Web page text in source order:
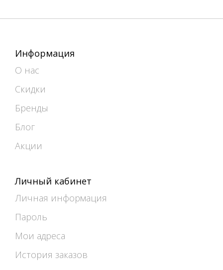
Информация
О нас
Скидки
Бренды
Блог
Акции
Личный кабинет
Личная информация
Пароль
Мои адреса
История заказов